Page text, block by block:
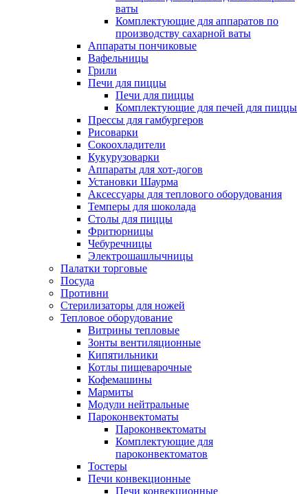
ваты
Комплектующие для аппаратов по
производству сахарной ваты
Аппараты пончиковые
Вафельницы
Грили
Печи для пиццы
Печи для пиццы
Комплектующие для печей для пиццы
Прессы для гамбургеров
Рисоварки
Сокоохладители
Кукурузоварки
Аппараты для хот-догов
Установки Шаурма
Аксессуары для теплового оборудования
Темперы для шоколада
Столы для пиццы
Фритюрницы
Чебуречницы
Электрошашлычницы
Палатки торговые
Посуда
Противни
Стерилизаторы для ножей
Тепловое оборудование
Витрины тепловые
Зонты вентиляционные
Кипятильники
Котлы пищеварочные
Кофемашины
Мармиты
Модули нейтральные
Пароконвектоматы
Пароконвектоматы
Комплектующие для
пароконвектоматов
Тостеры
Печи конвекционные
Печи конвекционные